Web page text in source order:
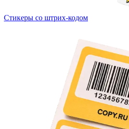
Стикеры со штрих-кодом